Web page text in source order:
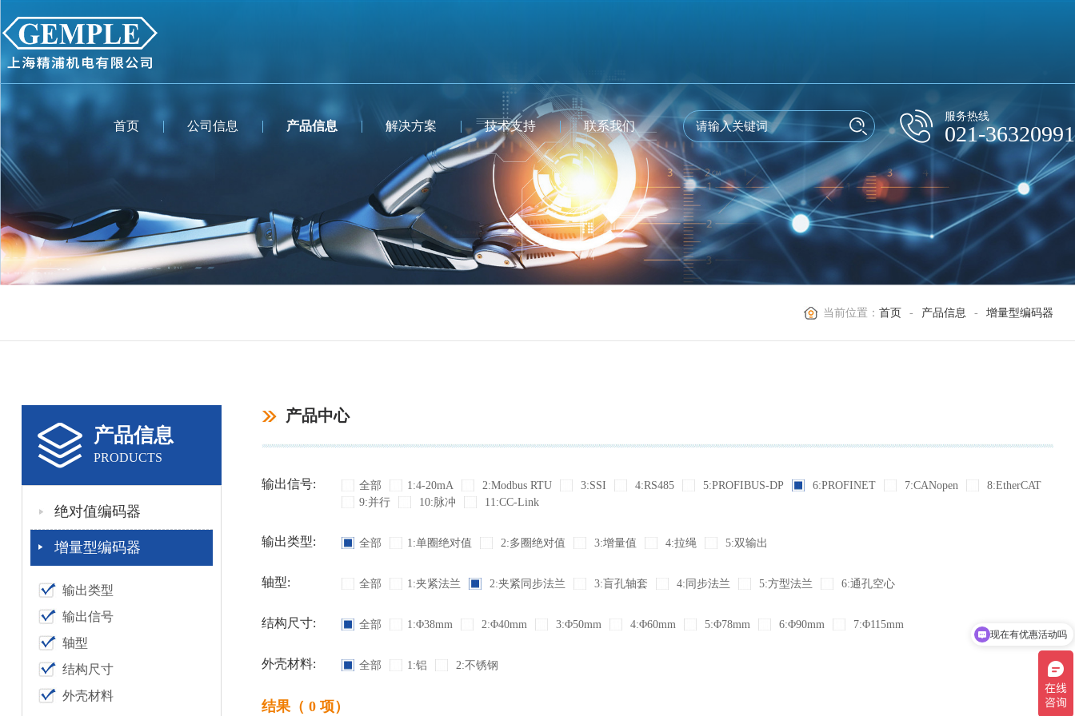
首页 公司信息 产品信息 解决方案 技术支持 联系我们
服务热线
021-36320991
当前位置：首页 - 产品信息 - 增量型编码器
产品信息
PRODUCTS
绝对值编码器
增量型编码器
输出类型
输出信号
轴型
结构尺寸
外壳材料
产品中心
输出信号: 全部 1:4-20mA 2:Modbus RTU 3:SSI 4:RS485 5:PROFIBUS-DP 6:PROFINET 7:CANopen
8:EtherCAT
9:并行
10:脉冲 11:CC-Link
输出类型: 全部 1:单圈绝对值 2:多圈绝对值 3:增量值 4:拉绳 5:双输出
轴型: 全部 1:夹紧法兰 2:夹紧同步法兰 3:盲孔轴套 4:同步法兰 5:方型法兰 6:通孔空心
结构尺寸: 全部 1:Φ38mm 2:Φ40mm 3:Φ50mm 4:Φ60mm 5:Φ78mm 6:Φ90mm 7:Φ115mm
外壳材料: 全部 1:铝 2:不锈钢
结果（ 0 项）
现在有优惠活动吗